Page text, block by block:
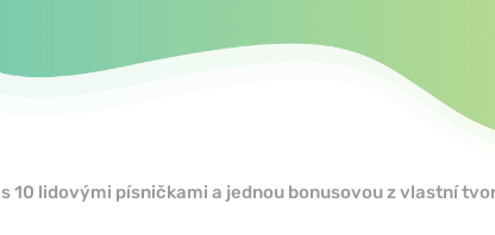
s 10 lidovými písničkami a jednou bonusovou z vlastní